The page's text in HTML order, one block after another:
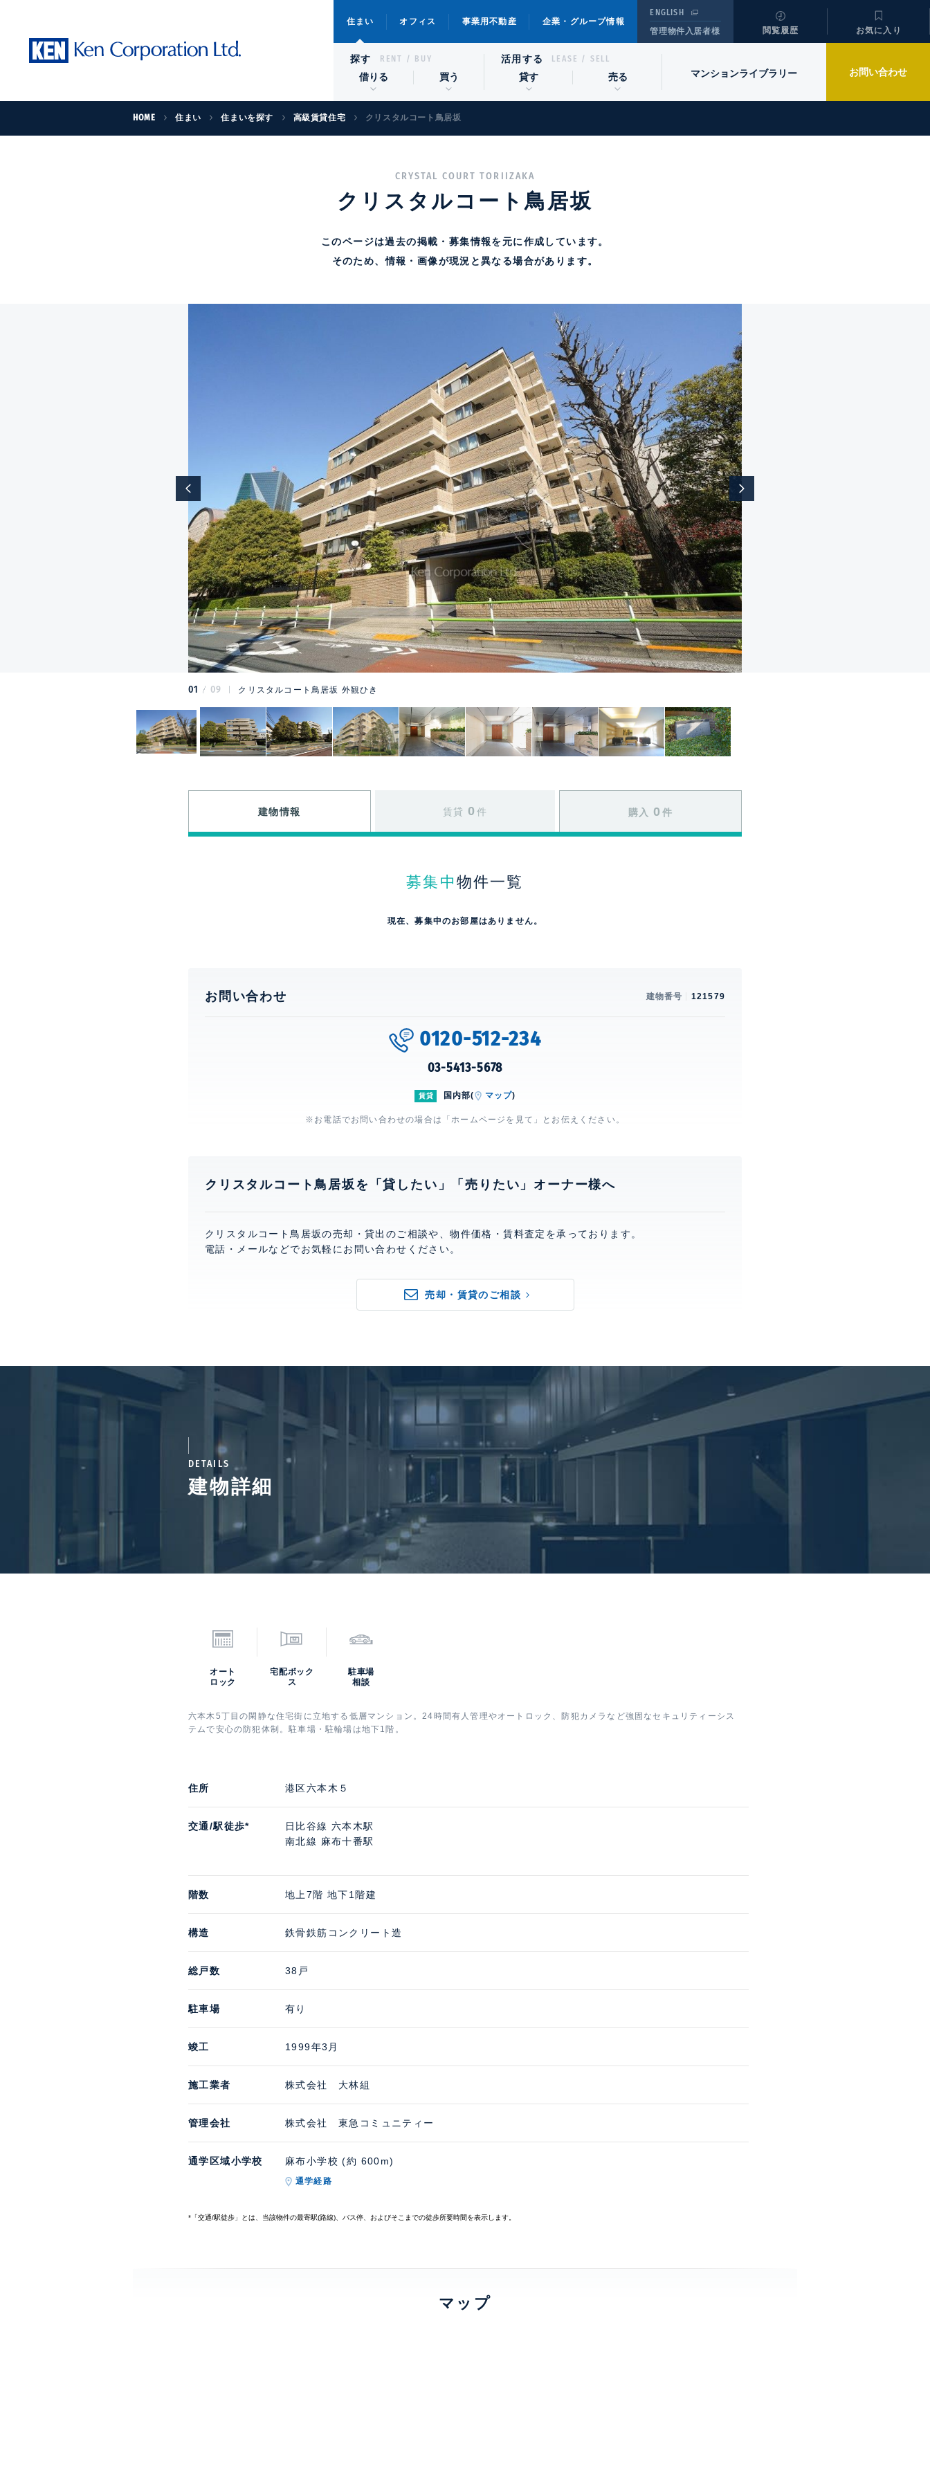
住まい オフィス 事業用不動産 企業・グループ情報
ENGLISH
管理物件入居者様
閲覧履歴 お気に入り
探す RENT / BUY
借りる 買う
活用する LEASE / SELL
貸す 売る マンションライブラリー お問い合わせ
HOME 住まい 住まいを探す 高級賃貸住宅 クリスタルコート鳥居坂
CRYSTAL COURT TORIIZAKA
クリスタルコート鳥居坂
このページは過去の掲載・募集情報を元に作成しています。
そのため、情報・画像が現況と異なる場合があります。
01 09 クリスタルコート鳥居坂 外観ひき
建物情報 賃貸 0 件 購入 0 件
募集中 物件一覧
現在、募集中のお部屋はありません。
お問い合わせ 建物番号 121579
0120-512-234
03-5413-5678
賃貸 国内部( マップ)
※お電話でお問い合わせの場合は「ホームページを見て」とお伝えください。
クリスタルコート鳥居坂を「貸したい」「売りたい」オーナー様へ
クリスタルコート鳥居坂の売却・貸出のご相談や、物件価格・賃料査定を承っております。
電話・メールなどでお気軽にお問い合わせください。
売却・賃貸のご相談
DETAILS
建物詳細
オート
ロック
宅配ボック
ス
駐車場
相談
六本木5丁目の閑静な住宅街に立地する低層マンション。24時間有人管理やオートロック、防犯カメラなど強固なセキュリティーシス
テムで安心の防犯体制。駐車場・駐輪場は地下1階。
住所 港区六本木５
交通/駅徒歩*
日比谷線 六本木駅
南北線 麻布十番駅
階数 地上7階 地下1階建
構造 鉄骨鉄筋コンクリート造
総戸数 38戸
駐車場 有り
竣工 1999年3月
施工業者 株式会社 大林組
管理会社 株式会社 東急コミュニティー
通学区域小学校 麻布小学校 (約 600m)
通学経路
*「交通/駅徒歩」とは、当該物件の最寄駅(路線)、バス停、およびそこまでの徒歩所要時間を表示します。
マップ